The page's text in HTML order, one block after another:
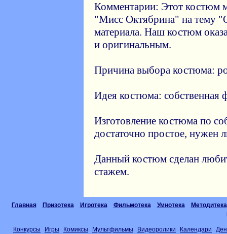
Комментарии: Этот костюм
"Мисс Октябрина" на тему
материала. Наш костюм
и оригинальным.
Причина выбора костюма:
Идея костюма: собственная
Изготовление костюма по
достаточно простое, нужен
Данный костюм сделан
стажем.
Главная Призотека Игротека Фильмотека Умнотека
Методитека
Конкурсы Игры Комиксы Мультфильмы Видеоролики Календари